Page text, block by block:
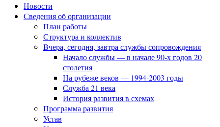
Новости
Сведения об организации
План работы
Структура и коллектив
Вчера, сегодня, завтра службы сопровождения
Начало службы — в начале 90-х годов 20
столетия
На рубеже веков — 1994-2003 годы
Служба 21 века
История развития в схемах
Программа развития
Устав